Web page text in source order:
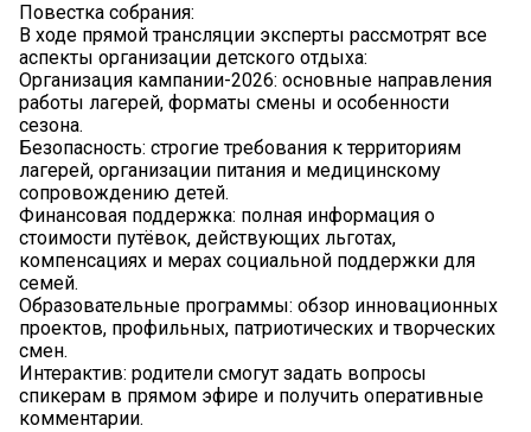
Повестка собрания:
В ходе прямой трансляции эксперты рассмотрят все
аспекты организации детского отдыха:
Организация кампании-2026: основные направления
работы лагерей, форматы смены и особенности
сезона.
Безопасность: строгие требования к территориям
лагерей, организации питания и медицинскому
сопровождению детей.
Финансовая поддержка: полная информация о
стоимости путёвок, действующих льготах,
компенсациях и мерах социальной поддержки для
семей.
Образовательные программы: обзор инновационных
проектов, профильных, патриотических и творческих
смен.
Интерактив: родители смогут задать вопросы
спикерам в прямом эфире и получить оперативные
комментарии.